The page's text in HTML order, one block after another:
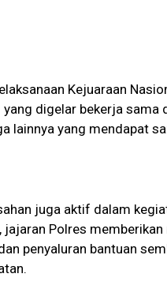
Kejuaraan
digelar bekerja
lainnya yang mendapat
juga aktif dalam
Polres
penyaluran bantuan